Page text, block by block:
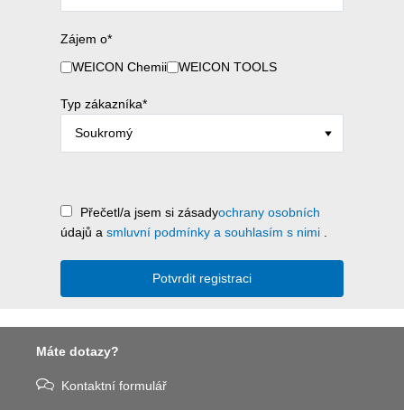
Zájem o*
WEICON Chemii
WEICON TOOLS
Typ zákazníka*
Přečetl/a jsem si zásadyochrany osobních
údajů asmluvní podmínky a souhlasím s nimi
Potvrdit registraci
Máte dotazy?
Kontaktní formulář